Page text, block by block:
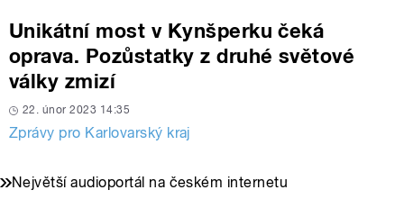
Unikátní most v Kynšperku čeká
oprava. Pozůstatky z druhé světové
války zmizí
22. únor 2023 14:35
Zprávy pro Karlovarský kraj
Největší audioportál na českém internetu